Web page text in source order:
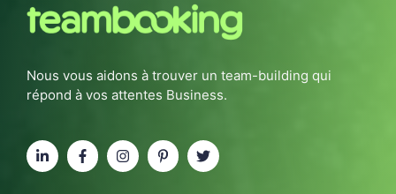
Nous vous aidons à trouver un team-building qui
répond à vos attentes Business.